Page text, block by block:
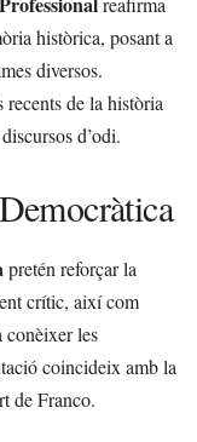
històrica, posant a
diversos.
recents de la història
d’odi.
pretén reforçar la
crític, així com
conèixer les
coincideix amb la
de Franco.